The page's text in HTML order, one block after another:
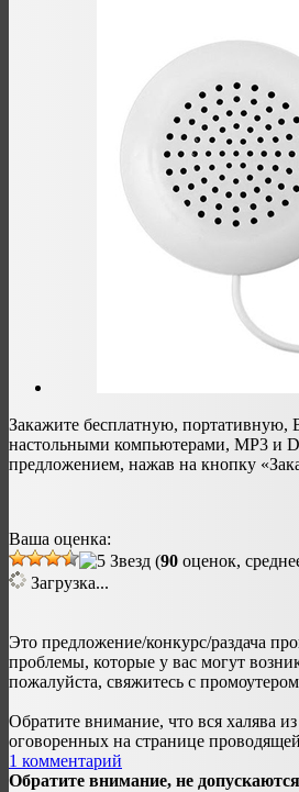
Закажите бесплатную, портативную,
настольными компьютерами, MP3 и
предложением, нажав на кнопку
Ваша оценка:
(90 оценок,
Загрузка...
Это предложение/конкурс/раздача
проблемы, которые у вас могут
пожалуйста, свяжитесь с
Обратите внимание, что вся халява
оговоренных на странице
1 комментарий
Обратите внимание, не